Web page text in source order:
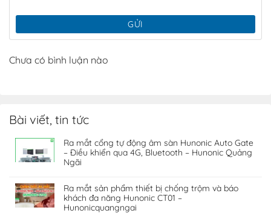
TADOLock
GỬI
Chưa có bình luận nào
Bài viết, tin tức
Ra mắt cổng tự động âm sàn Hunonic Auto Gate
– Điều khiển qua 4G, Bluetooth – Hunonic Quảng
Ngãi
Ra mắt sản phẩm thiết bị chống trộm và báo
khách đa năng Hunonic CT01 –
Hunonicquangngai